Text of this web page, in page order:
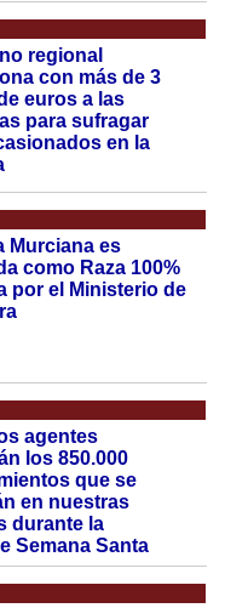
regional
con más de 3
euros a las
para sufragar
en la
Murciana es
como Raza 100%
por el Ministerio de
agentes
los 850.000
que se
en nuestras
durante la
Semana Santa